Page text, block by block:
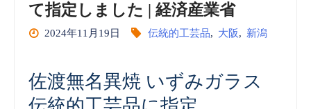
て指定しました | 経済産業省
2024年11月19日 伝統的工芸品, 大阪, 新潟
佐渡無名異焼 いずみガラス